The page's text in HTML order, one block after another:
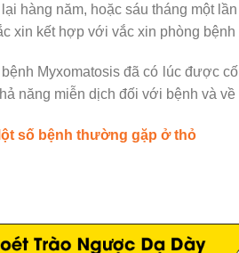
hàng năm, hoặc sáu tháng một
xin kết hợp với vắc xin phòng
Myxomatosis đã có lúc được
năng miễn dịch đối với bệnh và
số bệnh thường gặp ở thỏ